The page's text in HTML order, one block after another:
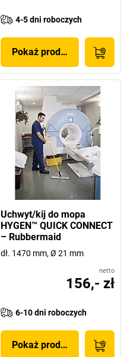
4-5 dni roboczych
Pokaż produkt
Uchwyt/kij do mopa
HYGEN™ QUICK CONNECT
– Rubbermaid
dł. 1470 mm, Ø 21 mm
netto
156,- zł
6-10 dni roboczych
Pokaż produkt